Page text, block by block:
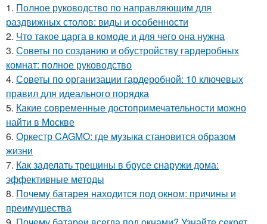
1. Полное руководство по направляющим для
раздвижных столов: виды и особенности
2. Что такое царга в комоде и для чего она нужна
3. Советы по созданию и обустройству гардеробных
комнат: полное руководство
4. Советы по организации гардеробной: 10 ключевых
правил для идеального порядка
5. Какие современные достопримечательности можно
найти в Москве
6. Оркестр CAGMO: где музыка становится образом
жизни
7. Как заделать трещины в брусе снаружи дома:
эффективные методы
8. Почему батарея находится под окном: причины и
преимущества